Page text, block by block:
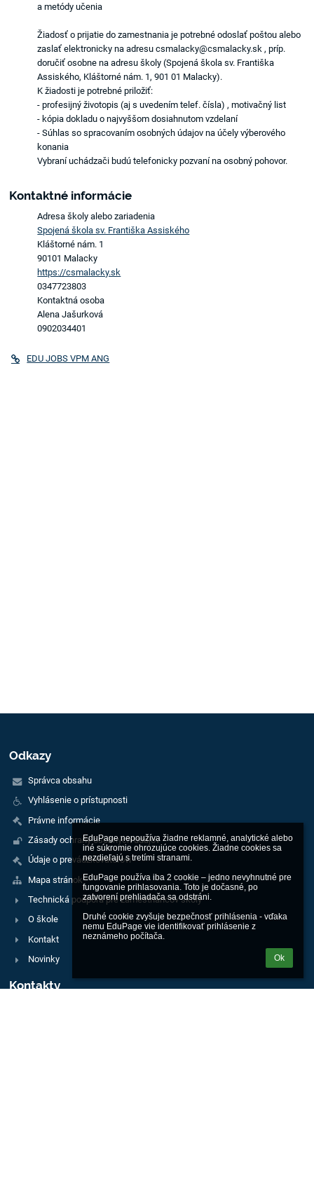
EduPage nepoužíva žiadne reklamné, analytické alebo
iné súkromie ohrozujúce cookies. Žiadne cookies sa
nezdieľajú s tretími stranami.
EduPage používa iba 2 cookie – jedno nevyhnutné pre
fungovanie prihlasovania. Toto je dočasné, po
zatvorení prehliadača sa odstráni.
Druhé cookie zvyšuje bezpečnosť prihlásenia - vďaka
nemu EduPage vie identifikovať prihlásenie z
neznámeho počítača.
Ok
a metódy učenia
Žiadosť o prijatie do zamestnania je potrebné odoslať poštou alebo
zaslať elektronicky na adresu csmalacky@csmalacky.sk , príp.
doručiť osobne na adresu školy (Spojená škola sv. Františka
Assiského, Kláštorné nám. 1, 901 01 Malacky).
K žiadosti je potrebné priložiť:
- profesijný životopis (aj s uvedením telef. čísla) , motivačný list
- kópia dokladu o najvyššom dosiahnutom vzdelaní
- Súhlas so spracovaním osobných údajov na účely výberového
konania
Vybraní uchádzači budú telefonicky pozvaní na osobný pohovor.
Kontaktné informácie
Adresa školy alebo zariadenia
Spojená škola sv. Františka Assiského
Kláštorné nám. 1
90101 Malacky
https://csmalacky.sk
0347723803
Kontaktná osoba
Alena Jašurková
0902034401
EDU JOBS VPM ANG
Odkazy
Správca obsahu
Vyhlásenie o prístupnosti
Právne informácie
Zásady ochrany osobných údajov
Údaje o prevádzkovateľovi
Mapa stránok
Technická podpora pre zamestnancov školy
O škole
Kontakt
Novinky
Kontakty